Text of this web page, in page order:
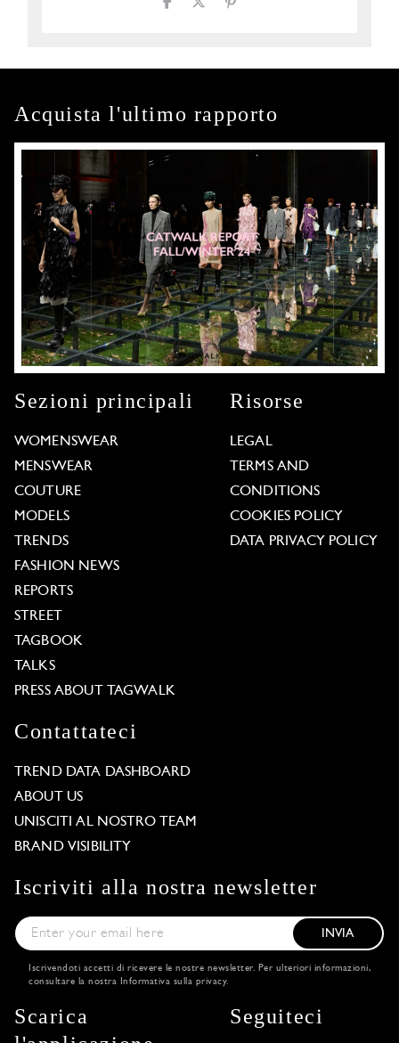
Acquista l'ultimo rapporto
Sezioni principali
WOMENSWEAR
MENSWEAR
COUTURE
MODELS
TRENDS
FASHION NEWS
REPORTS
STREET
TAGBOOK
TALKS
PRESS ABOUT TAGWALK
Risorse
LEGAL
TERMS AND
CONDITIONS
COOKIES POLICY
DATA PRIVACY POLICY
Contattateci
TREND DATA DASHBOARD
ABOUT US
UNISCITI AL NOSTRO TEAM
BRAND VISIBILITY
Iscriviti alla nostra newsletter
INVIA
Iscrivendoti accetti di ricevere le nostre newsletter. Per ulteriori informazioni,
consultare la nostra Informativa sulla privacy.
Scarica
Seguiteci